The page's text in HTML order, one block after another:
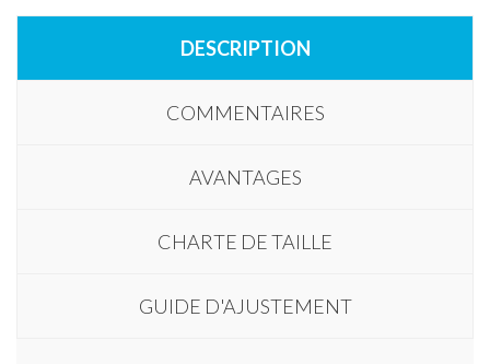
DESCRIPTION
COMMENTAIRES
AVANTAGES
CHARTE DE TAILLE
GUIDE D'AJUSTEMENT